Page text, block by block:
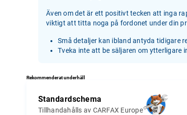
Även om det är ett positivt tecken att inga
viktigt att titta noga på fordonet under din
Små detaljer kan ibland antyda tidigare
Tveka inte att be säljaren om ytterligare
Rekommenderat underhåll
Standardschema
Tillhandahålls av CARFAX Europe